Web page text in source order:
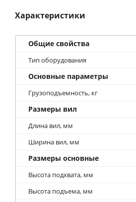
Характеристики
Общие свойства
Тип оборудования
Основные параметры
Грузоподъемность, кг
Размеры вил
Длина вил, мм
Ширина вил, мм
Размеры основные
Высота подхвата, мм
Высота подъема, мм